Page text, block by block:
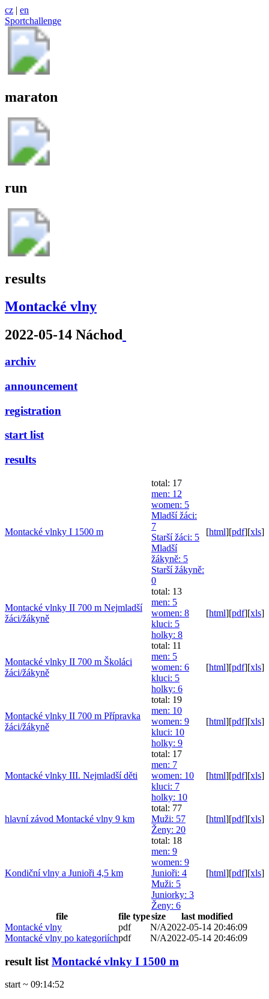
cz | en
Sportchallenge
maraton
run
results
Montacké vlny
2022-05-14 Náchod
archiv
announcement
registration
start list
results
Montacké vlnky I 1500 m
total: 17
men: 12
women: 5
Mladší žáci:
7
Starší žáci: 5
Mladší
žákyně: 5
Starší žákyně:
0
[html][pdf][xls]
Montacké vlnky II 700 m Nejmladší
žáci/žákyně
total: 13
men: 5
women: 8
kluci: 5
holky: 8
[html][pdf][xls]
Montacké vlnky II 700 m Školáci
žáci/žákyně
total: 11
men: 5
women: 6
kluci: 5
holky: 6
[html][pdf][xls]
Montacké vlnky II 700 m Přípravka
žáci/žákyně
total: 19
men: 10
women: 9
kluci: 10
holky: 9
[html][pdf][xls]
Montacké vlnky III. Nejmladší děti
total: 17
men: 7
women: 10
kluci: 7
holky: 10
[html][pdf][xls]
hlavní závod Montacké vlny 9 km
total: 77
Muži: 57
Ženy: 20
[html][pdf][xls]
Kondiční vlny a Junioři 4,5 km
total: 18
men: 9
women: 9
Junioři: 4
Muži: 5
Juniorky: 3
Ženy: 6
[html][pdf][xls]
file file typesize
last modified
Montacké vlny
pdf N/A2022-05-14 20:46:09
Montacké vlny po kategoriíchpdf N/A2022-05-14 20:46:09
result list Montacké vlnky I 1500 m
start ~ 09:14:52